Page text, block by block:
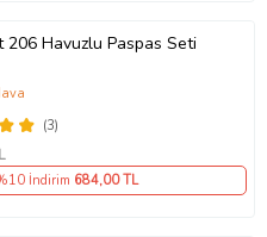
206 Havuzlu Paspas Seti
(3)
İndirim 684,00 TL